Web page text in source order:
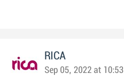
RICA
Sep 05, 2022 at 10:53